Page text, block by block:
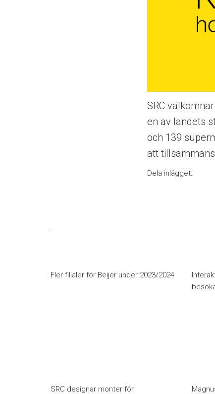
SRC
en av landets
och 139
att
Dela inlägget:
Fler filialer för Beijer under 2023/2024
SRC designar monter för